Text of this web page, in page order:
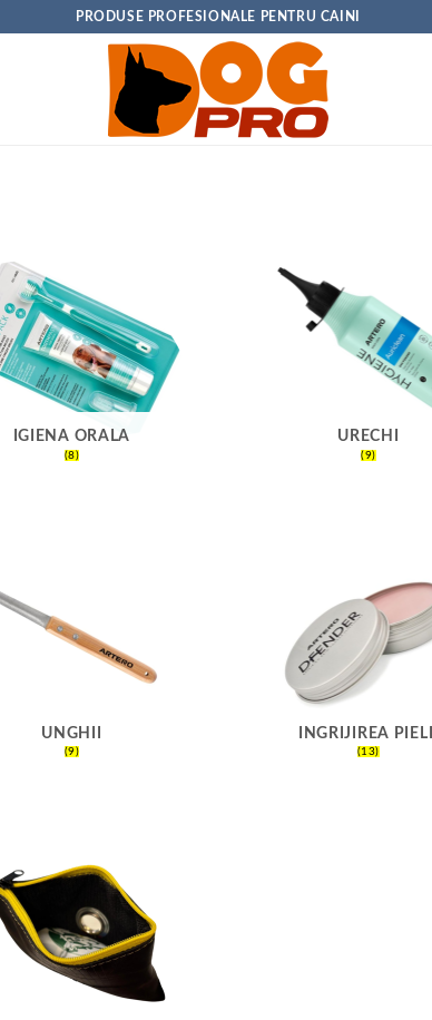
PRODUSE PROFESIONALE PENTRU CAINI
IGIENA ORALA
(8)
URECHI
(9)
UNGHII
(9)
INGRIJIREA PIELII
(13)